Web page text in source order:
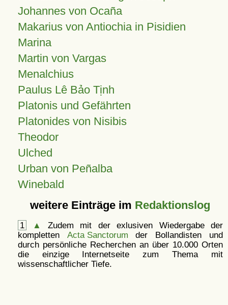
Johannes von Ocaña
Makarius von Antiochia in Pisidien
Marina
Martin von Vargas
Menalchius
Paulus Lê Bảo Tịnh
Platonis und Gefährten
Platonides von Nisibis
Theodor
Ulched
Urban von Peñalba
Winebald
weitere Einträge im Redaktionslog
1 ▲
Zudem mit der exlusiven Wiedergabe der
kompletten Acta Sanctorum der Bollandisten und
durch persönliche Recherchen an über 10.000 Orten
die einzige Internetseite zum Thema mit
wissenschaftlicher Tiefe.